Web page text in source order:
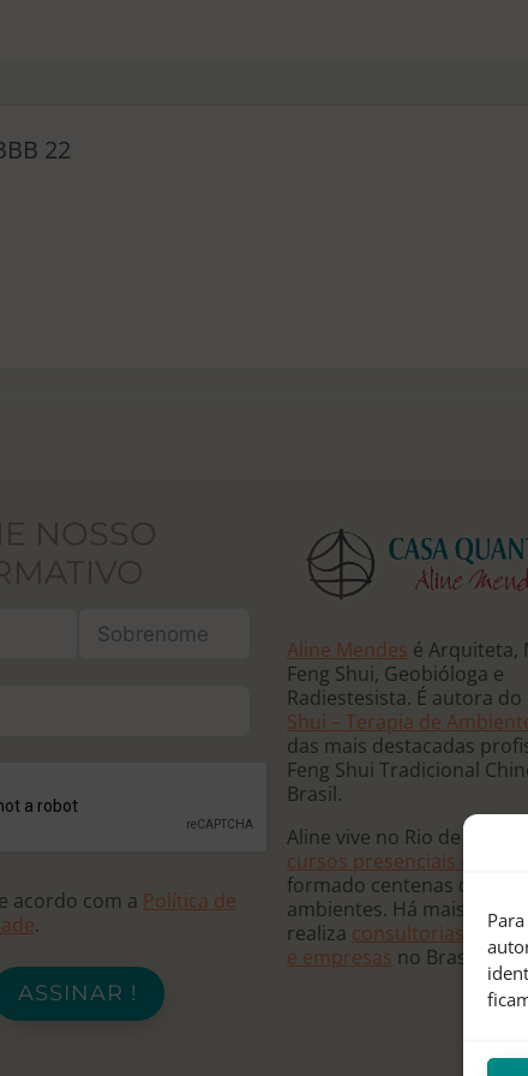
22
NOSSO
acordo com a Política de
.
ASSINAR !
Aline Mendes é Arquiteta,
Feng Shui, Geobióloga e
Radiestesista. É autora
Shui – Terapia de
das mais destacadas
Feng Shui Tradicional
Brasil.
Aline vive no Rio de
cursos presenciais e online
formado centenas de
ambientes. Há mais de 20
realiza consultorias para
e empresas no Brasil e